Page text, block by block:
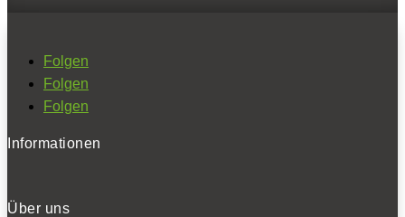
Folgen
Folgen
Folgen
Informationen
Über uns